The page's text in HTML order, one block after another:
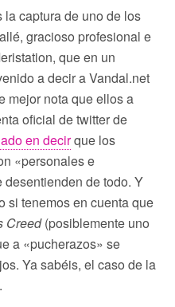
captura de uno de los
gracioso profesional e
que en un
a decir a Vandal.net
mejor nota que ellos a
oficial de twitter de
en decirque los
«personales e
de todo. Y
si tenemos en cuenta que
Creed(posiblemente uno
a «pucherazos» se
Ya sabéis, el caso de la